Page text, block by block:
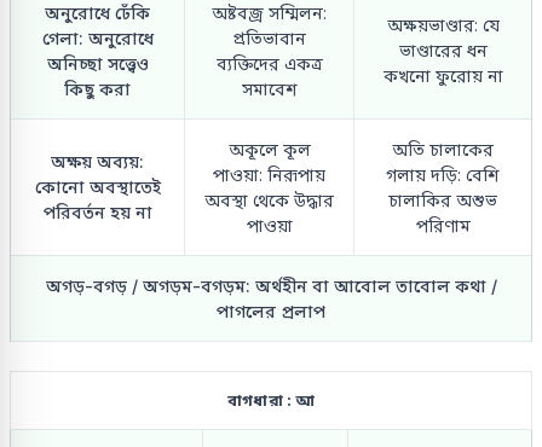
অনুরোধে ঢেঁকি
গেলা: অনুরোধে
অনিচ্ছা সত্ত্বেও
কিছু করা
অষ্টবজ্র সম্মিলন:
প্রতিভাবান
ব্যক্তিদের একত্র
সমাবেশ
অক্ষয়ভাণ্ডার: যে
ভাণ্ডারের ধন
কখনো ফুরোয় না
অক্ষয় অব্যয়:
কোনো অবস্থাতেই
পরিবর্তন হয় না
অকূলে কূল
পাওয়া: নিরূপায়
অবস্থা থেকে উদ্ধার
পাওয়া
অতি চালাকের
গলায় দড়ি: বেশি
চালাকির অশুভ
পরিণাম
অগড়-বগড় / অগড়ম-বগড়ম: অর্থহীন বা আবোল তাবোল কথা /
পাগলের প্রলাপ
বাগধারা : আ